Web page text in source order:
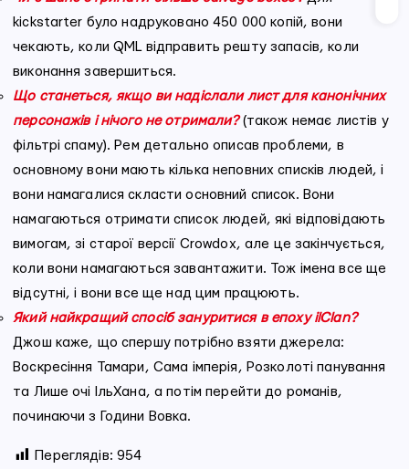
kickstarter було надруковано 450 000 копій, вони
чекають, коли QML відправить решту запасів, коли
виконання завершиться.
Що станеться, якщо ви надіслали лист для канонічних
персонажів і нічого не отримали?(також немає листів у
фільтрі спаму). Рем детально описав проблеми, в
основному вони мають кілька неповних списків людей, і
вони намагалися скласти основний список. Вони
намагаються отримати список людей, які відповідають
вимогам, зі старої версії Crowdox, але це закінчується,
коли вони намагаються завантажити. Тож імена все ще
відсутні, і вони все ще над цим працюють.
Який найкращий спосіб зануритися в епоху ilClan?
Джош каже, що спершу потрібно взяти джерела:
Воскресіння Тамари, Сама імперія, Розколоті панування
та Лише очі ІльХана, а потім перейти до романів,
починаючи з Години Вовка.
Переглядів: 954